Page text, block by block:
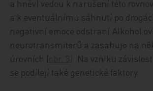
a hněv) vedou k narušení této
a k eventuálnímu sáhnutí po
negativní emoce odstraní.Alkohol
neurotransmiterů a zasahuje na
úrovních (
. Na vzniku
se podílejí také genetické faktory.